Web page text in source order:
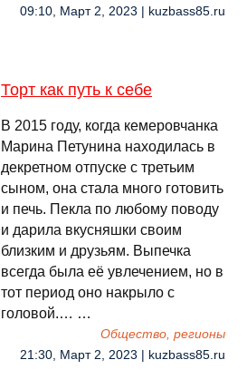
09:10, Март 2, 2023 | kuzbass85.ru
Торт как путь к себе
В 2015 году, когда кемеровчанка
Марина Петунина находилась в
декретном отпуске с третьим
сыном, она стала много готовить
и печь. Пекла по любому поводу
и дарила вкусняшки своим
близким и друзьям. Выпечка
всегда была её увлечением, но в
тот период оно накрыло с
головой.… …
Общество, регионы
21:30, Март 2, 2023 | kuzbass85.ru